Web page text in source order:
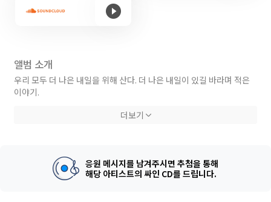
앨범 소개
우리 모두 더 나은 내일을 위해 산다. 더 나은 내일이 있길 바라며 적은
이야기.
Arranged by Loid
더보기
응원 메시지를 남겨주시면 추첨을 통해
해당 아티스트의 싸인 CD를 드립니다.